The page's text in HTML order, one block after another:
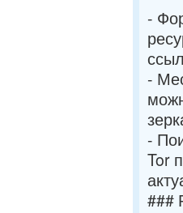
-
-
-
Tor
###